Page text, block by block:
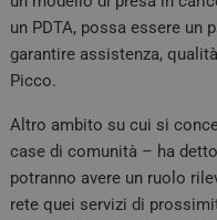
un PDTA, possa essere un
garantire assistenza,
Picco.
Altro ambito su cui si
case di comunità – ha
potranno avere un ruolo
rete quei servizi di